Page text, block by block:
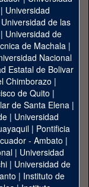
| Universidad
Universidad de las
| Universidad de
de Machala|
Nacional
Estatal de Bolivar
Chimborazo |
de Quito |
de Santa Elena|
| Universidad
| Pontificia
- Ambato |
| Universidad
| Universidad de
| Instituto de